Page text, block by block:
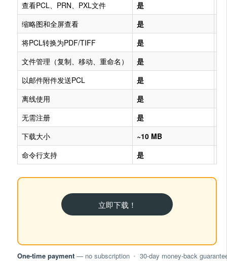
查看PCL、PRN、PXL文件
是
缩略图和全屏查看
是
将PCL转换为PDF/TIFF
是
文件管理（复制、移动、重命名）
是
以邮件附件发送PCL
是
离线使用
是
无需注册
是
下载大小
~10 MB
命令行支持
是
立即下载！
One-time payment — no subscription • 30-day money-back